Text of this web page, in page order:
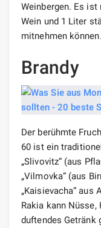
Weinbergen. Es
Wein und 1 Liter
mitnehmen können.
Brandy
Der berühmte
60 ist ein
„Slivovitz“ (aus
„Vilmovka“ (aus
„Kaisievacha“ aus
Rakia kann Nüsse,
duftendes Getränk